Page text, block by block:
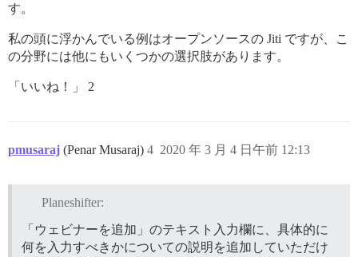
す。
私の頭に浮かんでいる例はオープンソースの Jiti ですが、こ
の分野には他にもいくつかの選択肢があります。
「いいね！」 2
pmusaraj (Penar Musaraj) 2020 年 3 月 4 日午前 12:13
4
Planeshifter:
「ウェビナーを追加」のテキスト入力欄に、具体的に
何を入力すべきかについての説明を追加していただけ